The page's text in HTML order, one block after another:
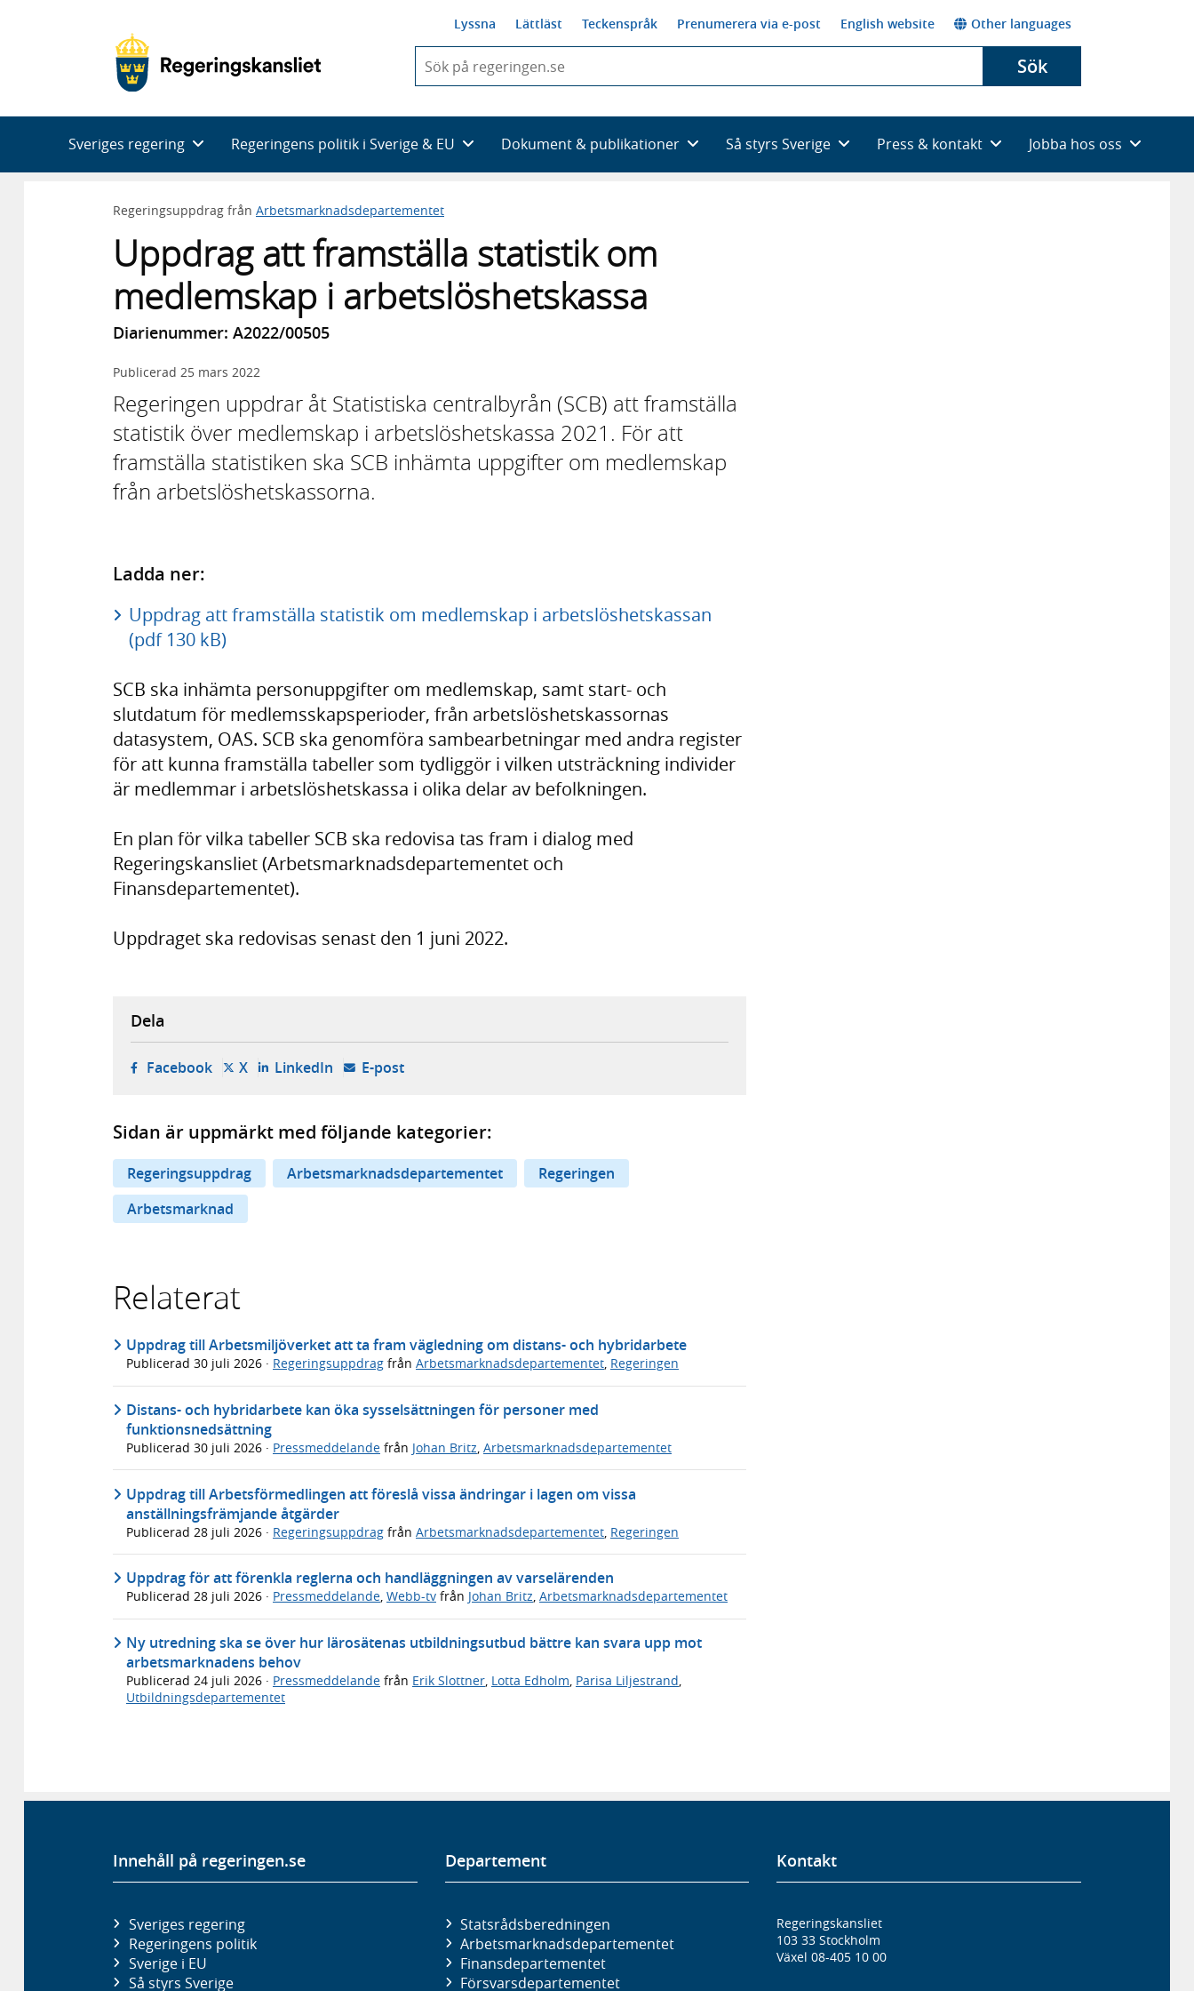
Lyssna Lättläst Teckenspråk Prenumerera via e-post English website Other languages
du
skriva
framträder
en
med
Sök
Sveriges regering Regeringens politik i Sverige & EU Dokument & publikationer Så styrs Sverige Press & kontakt Jobba hos oss
Regeringsuppdrag från Arbetsmarknadsdepartementet
Uppdrag att framställa statistik om
medlemskap i arbetslöshetskassa
Diarienummer: A2022/00505
Publicerad 25 mars 2022
Regeringen uppdrar åt Statistiska centralbyrån (SCB) att framställa
statistik över medlemskap i arbetslöshetskassa 2021. För att
framställa statistiken ska SCB inhämta uppgifter om medlemskap
från arbetslöshetskassorna.
Ladda ner:
Uppdrag att framställa statistik om medlemskap i arbetslöshetskassan
(pdf 130 kB)
SCB ska inhämta personuppgifter om medlemskap, samt start- och
slutdatum för medlemsskapsperioder, från arbetslöshetskassornas
datasystem, OAS. SCB ska genomföra sambearbetningar med andra register
för att kunna framställa tabeller som tydliggör i vilken utsträckning individer
är medlemmar i arbetslöshetskassa i olika delar av befolkningen.
En plan för vilka tabeller SCB ska redovisa tas fram i dialog med
Regeringskansliet (Arbetsmarknadsdepartementet och
Finansdepartementet).
Uppdraget ska redovisas senast den 1 juni 2022.
Dela
Facebook- öppnas i ny flik, extern webbplats,
X- öppnas i ny flik, extern webbplats,
LinkedIn- öppnas i ny flik, extern webbplats,
E-post- öppnar din e-postklient,
Sidan är uppmärkt med följande kategorier:
Regeringsuppdrag Arbetsmarknadsdepartementet
Regeringen
Arbetsmarknad
Relaterat
Uppdrag till Arbetsmiljöverket att ta fram vägledning om distans- och hybridarbete
Publicerad 30 juli 2026 · Regeringsuppdrag från Arbetsmarknadsdepartementet, Regeringen
Distans- och hybridarbete kan öka sysselsättningen för personer med
funktionsnedsättning
Publicerad 30 juli 2026 · Pressmeddelande från Johan Britz, Arbetsmarknadsdepartementet
Uppdrag till Arbetsförmedlingen att föreslå vissa ändringar i lagen om vissa
anställningsfrämjande åtgärder
Publicerad 28 juli 2026 · Regeringsuppdrag från Arbetsmarknadsdepartementet Regeringen
Uppdrag för att förenkla reglerna och handläggningen av varselärenden
Publicerad 28 juli 2026 · Pressmeddelande, Webb-tv från Johan Britz, Arbetsmarknadsdepartementet
Ny utredning ska se över hur lärosätenas utbildningsutbud bättre kan svara upp mot
arbetsmarknadens behov
Publicerad 24 juli 2026 · Pressmeddelande från Erik Slottner, Lotta Edholm, Parisa Liljestrand,
Utbildningsdepartementet
Innehåll på regeringen.se
Sveriges regering
Regeringens politik
Sverige i EU
Så styrs Sverige
Departement
Statsrådsberedningen
Arbetsmarknads­departementet
Finans­departementet
Försvars­departementet
Kontakt
Regeringskansliet
103 33 Stockholm
Växel 08-405 10 00